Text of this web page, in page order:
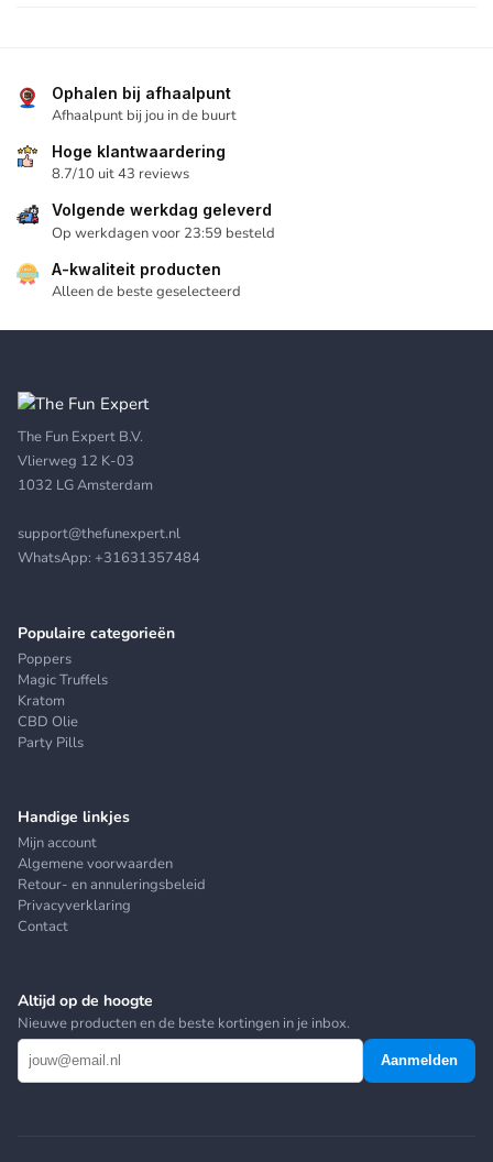
Ophalen bij afhaalpunt
Afhaalpunt bij jou in de buurt
Hoge klantwaardering
8.7/10 uit 43 reviews
Volgende werkdag geleverd
Op werkdagen voor 23:59 besteld
A-kwaliteit producten
Alleen de beste geselecteerd
The Fun Expert B.V.
Vlierweg 12 K-03
1032 LG Amsterdam
support@thefunexpert.nl
WhatsApp: +31631357484
Populaire categorieën
Poppers
Magic Truffels
Kratom
CBD Olie
Party Pills
Handige linkjes
Mijn account
Algemene voorwaarden
Retour- en annuleringsbeleid
Privacyverklaring
Contact
Altijd op de hoogte
Nieuwe producten en de beste kortingen in je inbox.
Aanmelden